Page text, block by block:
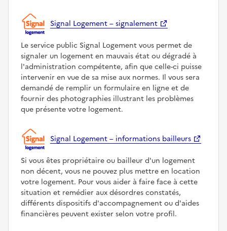
Signal Logement – signalement
Le service public Signal Logement vous permet de
signaler un logement en mauvais état ou dégradé à
l'administration compétente, afin que celle-ci puisse
intervenir en vue de sa mise aux normes. Il vous sera
demandé de remplir un formulaire en ligne et de
fournir des photographies illustrant les problèmes
que présente votre logement.
Signal Logement – informations bailleurs
Si vous êtes propriétaire ou bailleur d'un logement
non décent, vous ne pouvez plus mettre en location
votre logement. Pour vous aider à faire face à cette
situation et remédier aux désordres constatés,
différents dispositifs d'accompagnement ou d'aides
financières peuvent exister selon votre profil.